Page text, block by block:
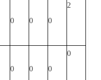
0 0 0
2
0 0 0
0